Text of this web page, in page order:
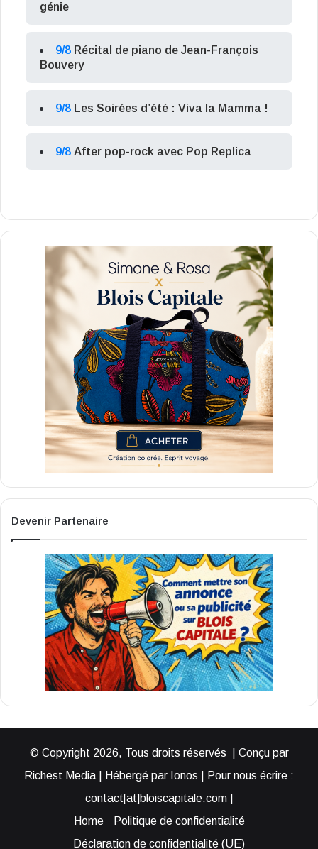
génie
9/8 Récital de piano de Jean-François
Bouvery
9/8 Les Soirées d’été : Viva la Mamma !
9/8 After pop-rock avec Pop Replica
Devenir Partenaire
© Copyright 2026, Tous droits réservés | Conçu par
Richest Media | Hébergé par Ionos | Pour nous écrire :
contact[at]bloiscapitale.com |
Home
Politique de confidentialité
Déclaration de confidentialité (UE)